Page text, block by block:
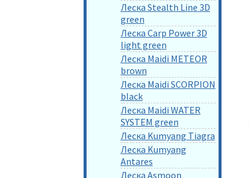
Леска Stealth Line 3D
green
Леска Carp Power 3D
light green
Леска Maidi METEOR
brown
Леска Maidi SCORPION
black
Леска Maidi WATER
SYSTEM green
Леска Kumyang Tiagra
Леска Kumyang
Antares
Леска Asmoon